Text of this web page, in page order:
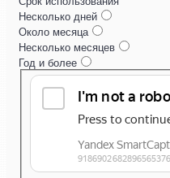
Несколько дней
Около месяца
Несколько месяцев
Год и более